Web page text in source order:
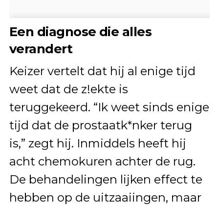
Een diagnose die alles
verandert
Keizer vertelt dat hij al enige tijd
weet dat de z!ekte is
teruggekeerd. “Ik weet sinds enige
tijd dat de prostaatk*nker terug
is,” zegt hij. Inmiddels heeft hij
acht chemokuren achter de rug.
De behandelingen lijken effect te
hebben op de uitzaaiingen, maar